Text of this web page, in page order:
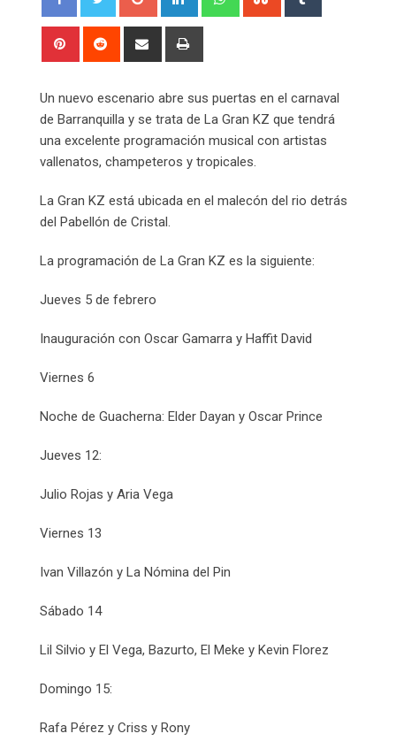
Pinterest Reddit
Share
Un nuevo escenario abre sus puertas en el carnaval
de Barranquilla y se trata de La Gran KZ que tendrá
una excelente programación musical con artistas
vallenatos, champeteros y tropicales.
La Gran KZ está ubicada en el malecón del rio detrás
del Pabellón de Cristal.
La programación de La Gran KZ es la siguiente:
Jueves 5 de febrero
Inauguración con Oscar Gamarra y Haffit David
Viernes 6
Noche de Guacherna: Elder Dayan y Oscar Prince
Jueves 12:
Julio Rojas y Aria Vega
Viernes 13
Ivan Villazón y La Nómina del Pin
Sábado 14
Lil Silvio y El Vega, Bazurto, El Meke y Kevin Florez
Domingo 15:
Rafa Pérez y Criss y Rony